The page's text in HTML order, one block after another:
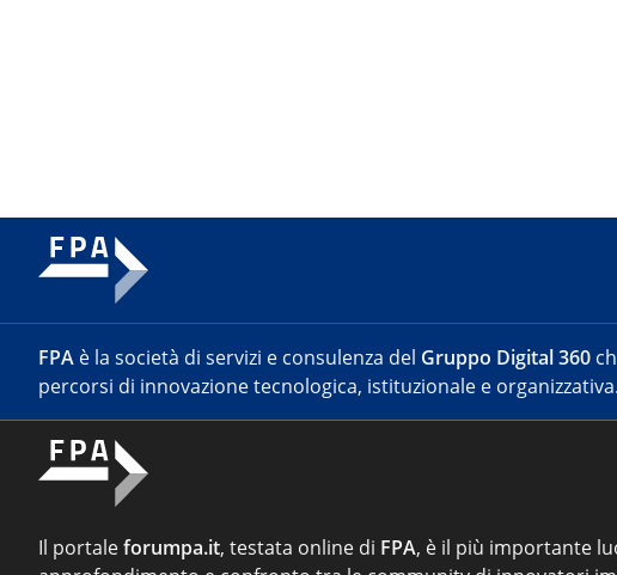
FPA è la società di servizi e consulenza del Gruppo Digital 360
percorsi di innovazione tecnologica, istituzionale e organizzativa.
Il portaleforumpa.it, testata online di FPA, è il più importante